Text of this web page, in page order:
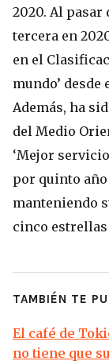
2020. Al pasar
tercera en
en el
mundo’
Además, ha
del Medio
‘Mejor
por quinto
manteniendo
cinco estrellas
TAMBIÉN TE
El café de
no tiene que